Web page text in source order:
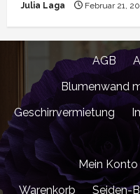
Julia Laga Februar 21,
AGB
Blumenwand
Geschirrvermietung
Mein Konto
Warenkorb
Seiden-